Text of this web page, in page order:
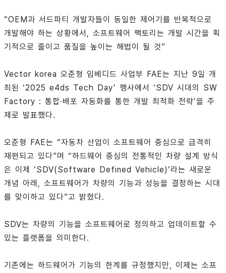
“OEM과 서드파티 개발자들이 동일한 제어기를 반복적으로
개발해야 하는 상황에서, 소프트웨어 팩토리는 개발 시간을 획
기적으로 줄이고 품질을 높이는 해법이 될 것”
Vector korea 오준형 임베디드 사업부 FAE는 지난 9일 개
최된 ‘2025 e4ds Tech Day’ 행사에서 ‘SDV 시대의 SW
Factory : 통합·배포 자동화를 통한 개발 최적화 전략’을 주
제로 발표했다.
오준형 FAE는 “자동차 산업이 소프트웨어 중심으로 급격히
재편되고 있다”며 “하드웨어 중심의 전통적인 차량 설계 방식
은 이제 ‘SDV(Software Defined Vehicle)’라는 새로운
개념 아래, 소프트웨어가 차량의 기능과 성능을 결정하는 시대
를 맞이하고 있다”고 밝혔다.
SDV는 차량의 기능을 소프트웨어로 정의하고 업데이트할 수
있는 플랫폼을 의미한다.
기존에는 하드웨어가 기능의 한계를 규정했지만, 이제는 소프